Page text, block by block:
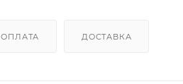
ОПЛАТА ДОСТАВКА